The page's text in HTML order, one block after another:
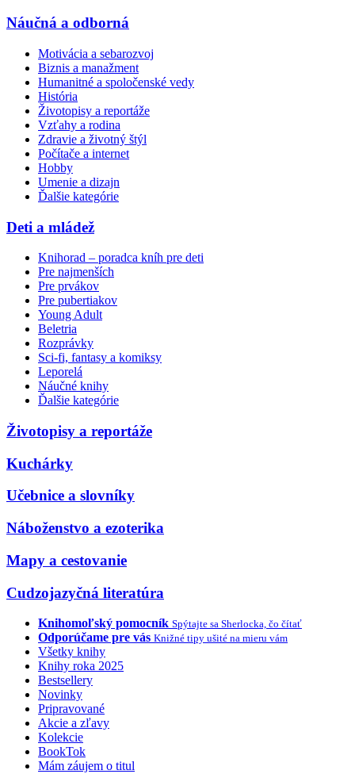
Náučná a odborná
Motivácia a sebarozvoj
Biznis a manažment
Humanitné a spoločenské vedy
História
Životopisy a reportáže
Vzťahy a rodina
Zdravie a životný štýl
Počítače a internet
Hobby
Umenie a dizajn
Ďalšie kategórie
Deti a mládež
Knihorad – poradca kníh pre deti
Pre najmenších
Pre prvákov
Pre pubertiakov
Young Adult
Beletria
Rozprávky
Sci-fi, fantasy a komiksy
Leporelá
Náučné knihy
Ďalšie kategórie
Životopisy a reportáže
Kuchárky
Učebnice a slovníky
Náboženstvo a ezoterika
Mapy a cestovanie
Cudzojazyčná literatúra
Knihomoľský pomocník Spýtajte sa Sherlocka, čo čítať
Odporúčame pre vás Knižné tipy ušité na mieru vám
Všetky knihy
Knihy roka 2025
Bestsellery
Novinky
Pripravované
Akcie a zľavy
Kolekcie
BookTok
Mám záujem o titul